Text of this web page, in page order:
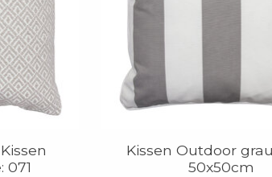
071
Kissen Outdoor
50x50cm